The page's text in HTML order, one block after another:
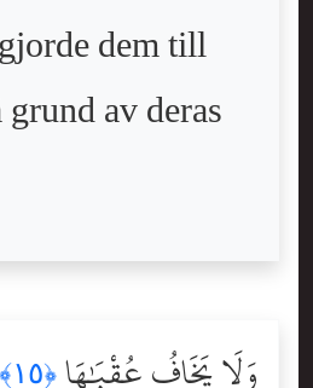
dem till
av deras
وَلَا يَخَافُ عُقْبَٰهَا ﴿١٥﴾